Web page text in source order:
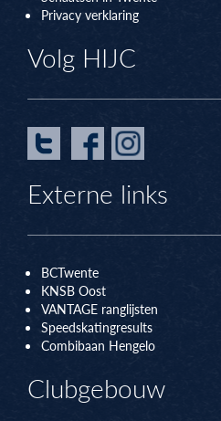
Privacy verklaring
Volg HIJC
Externe links
BCTwente
KNSB Oost
VANTAGE ranglijsten
Speedskatingresults
Combibaan Hengelo
Clubgebouw